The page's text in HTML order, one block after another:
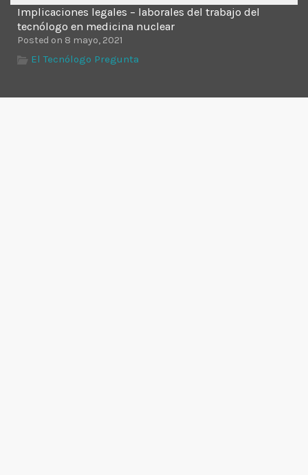
Implicaciones legales – laborales del trabajo del
tecnólogo en medicina nuclear
Posted on 8 mayo, 2021
El Tecnólogo Pregunta